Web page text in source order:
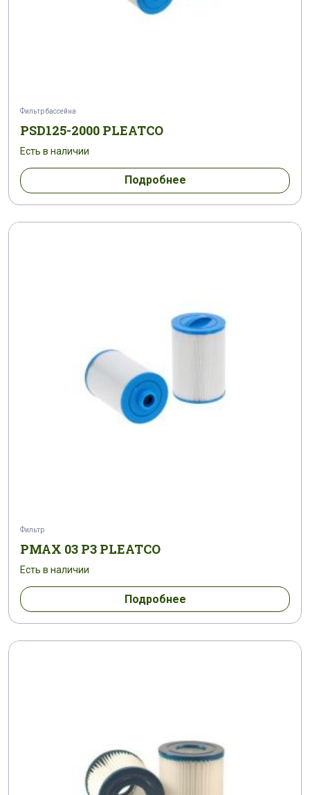
Фильтр бассейна
PSD125-2000 PLEATCO
Есть в наличии
Подробнее
Фильтр
PMAX 03 P3 PLEATCO
Есть в наличии
Подробнее